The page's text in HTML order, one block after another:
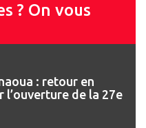
? On vous
2026 : Najat
invitée de
Forum des